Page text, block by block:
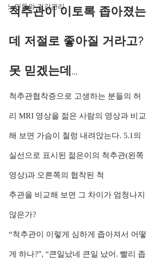
노인들의 건강관리
척추관이 이토록 좁아졌는
데 저절로 좋아질 거라고?
못 믿겠는데…
척추관협착증으로 고생하는 분들의 허
리 MRI 영상을 젊은 사람의 영상과 비교
해 보면 가슴이 철렁 내려앉는다. 5.1의
실선으로 표시된 젊은이의 척추관(왼쪽
영상)과 오른쪽의 협착된 척
추관을 비교해 보면 그 차이가 엄청나지
않은가?
“척추관이 이렇게 심하게 좁아져서 어떻
게 하나?”, “큰일났네 큰일 났어. 빨리 좁